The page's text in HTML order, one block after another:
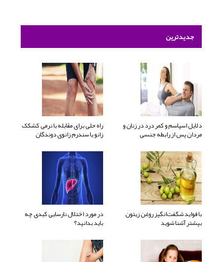
جدیدترین
دلایل اسپاسم و کمر درد در زنان و
مردان پس از رابطه جنسی
راه حلی برای مقابله با نرمی کشکک
زانو یا سندرم زانوی دوندگان
با فواید شگفت‌انگیز روغن زیتون
بیشتر آشنا شوید
در مورد اختلال نارسایی کبدی چه
باید بدانید؟